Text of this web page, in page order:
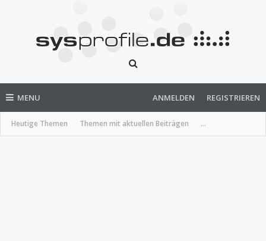
MENU
Heutige Themen Themen mit aktuellen Beiträgen ...
ANMELDEN REGISTRIEREN